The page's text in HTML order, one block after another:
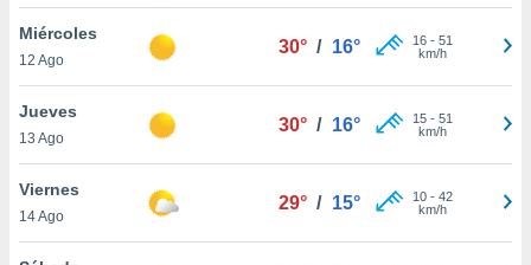
disponible
cookies
aceptar
Miércoles
12 Ago
30° / 16° 16- 51
km/h
Jueves
13 Ago
30° / 16° 15- 51
km/h
Viernes
14 Ago
29° / 15° 10- 42
km/h